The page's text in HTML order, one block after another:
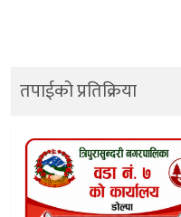
उत्कृष्ट
तपाईको प्रतिक्रिया